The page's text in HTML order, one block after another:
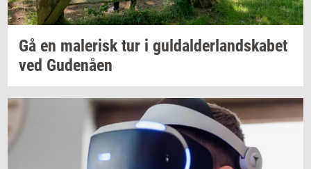
Gå en ma­le­risktur i gul­dal­der­land­ska­bet
ved Gu­denå­en